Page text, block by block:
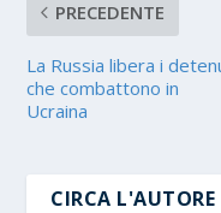
PRECEDENTE
La Russia libera i
che combattono in
Ucraina
CIRCA L'AUTORE